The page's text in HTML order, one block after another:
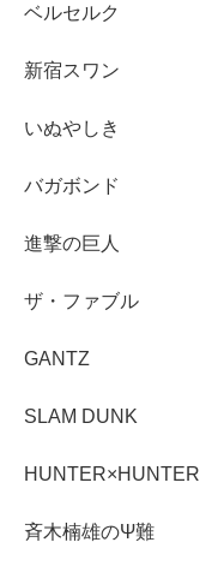
ベルセルク
新宿スワン
いぬやしき
バガボンド
進撃の巨人
ザ・ファブル
GANTZ
SLAM DUNK
HUNTER×HUNTER
斉木楠雄のΨ難